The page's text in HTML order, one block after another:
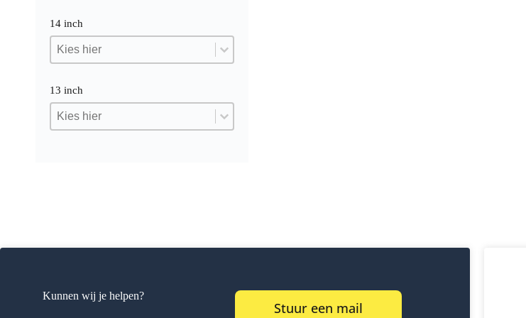
14 inch
14 inch
14 inch
14 inch
13 inch
13 inch
13 inch
13 inch
Kunnen wij je helpen?
Stuur een mail